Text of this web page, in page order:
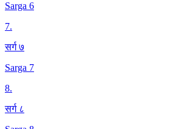
Sarga 6
7.
सर्ग ७
Sarga 7
8.
सर्ग ८